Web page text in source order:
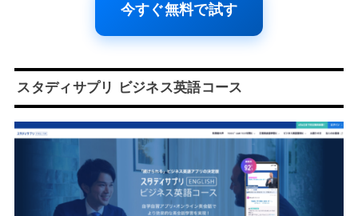
今すぐ無料で試す
スタディサプリ ビジネス英語コース